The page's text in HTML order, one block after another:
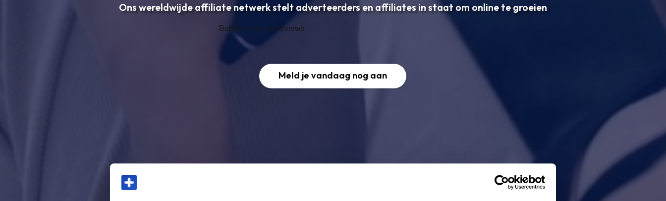
Ons wereldwijde affiliate netwerk stelt adverteerders en affiliates in staat om online te groeien
Meld je vandaag nog aan